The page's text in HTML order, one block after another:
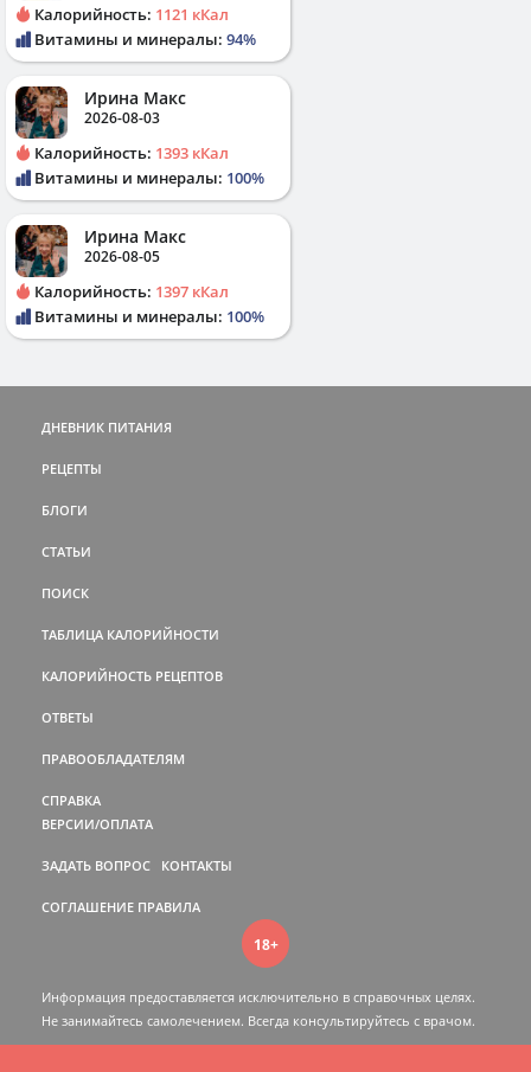
Калорийность: 1121 кКал
Витамины и минералы: 94%
Ирина Макс
2026-08-03
Калорийность: 1393 кКал
Витамины и минералы: 100%
Ирина Макс
2026-08-05
Калорийность: 1397 кКал
Витамины и минералы: 100%
ДНЕВНИК ПИТАНИЯ
РЕЦЕПТЫ
БЛОГИ
СТАТЬИ
ПОИСК
ТАБЛИЦА КАЛОРИЙНОСТИ
КАЛОРИЙНОСТЬ РЕЦЕПТОВ
ОТВЕТЫ
ПРАВООБЛАДАТЕЛЯМ
СПРАВКА
ВЕРСИИ/ОПЛАТА
ЗАДАТЬ ВОПРОС КОНТАКТЫ
СОГЛАШЕНИЕ ПРАВИЛА
18+
Информация предоставляется исключительно в справочных целях.
Не занимайтесь самолечением. Всегда консультируйтесь c врачом.